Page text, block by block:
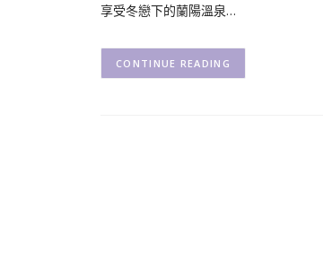
享受冬戀下的蘭陽溫泉…
CONTINUE READING